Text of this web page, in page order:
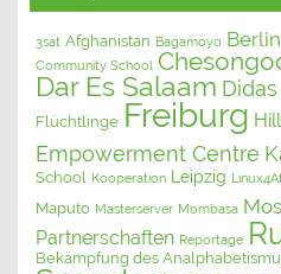
3sat Afghanistan Bagamoyo Berlin
Community School
Dar Es Salaam
Flüchtlinge Freiburg
Empowerment Centre
School
Kooperation Leipzig
Maputo Masterserver Mombasa
Partnerschaften Reportage
Bekämpfung des